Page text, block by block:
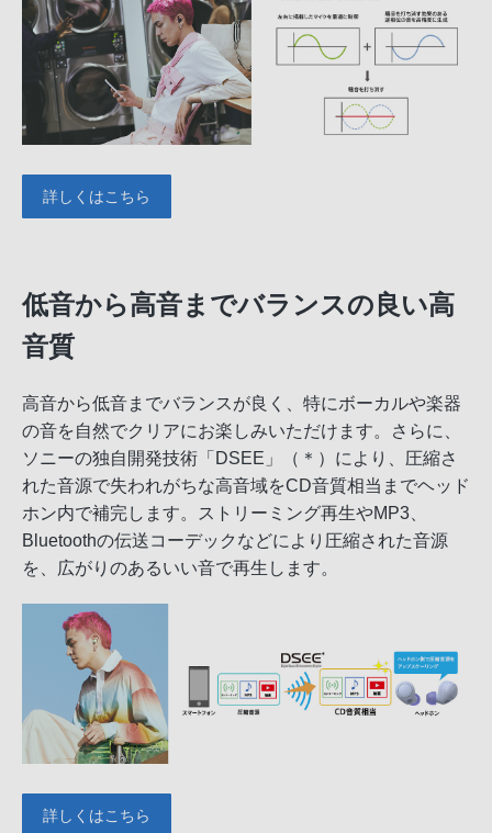
詳しくはこちら
低音から高音までバランスの良い高
音質
高音から低音までバランスが良く、特にボーカルや楽器
の音を自然でクリアにお楽しみいただけます。さらに、
ソニーの独自開発技術「DSEE」（＊）により、圧縮さ
れた音源で失われがちな高音域をCD音質相当までヘッド
ホン内で補完します。ストリーミング再生やMP3、
Bluetoothの伝送コーデックなどにより圧縮された音源
を、広がりのあるいい音で再生します。
詳しくはこちら